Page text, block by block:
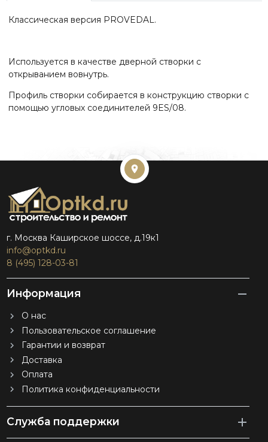
Классическая версия PROVEDAL.
Используется в качестве дверной створки с
открыванием вовнутрь.
Профиль створки собирается в конструкцию створки с
помощью угловых соединителей 9ES/08.
г. Москва Каширское шоссе, д.19к1
info@optkd.ru
8 (495) 128-03-81
Информация
О нас
Пользовательское соглашение
Гарантии и возврат
Доставка
Оплата
Политика конфиденциальности
Служба поддержки